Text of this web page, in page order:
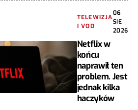
TELEWIZJA
I VOD
06
SIE
2026
Netflix w
końcu
naprawił ten
problem. Jest
jednak kilka
haczyków